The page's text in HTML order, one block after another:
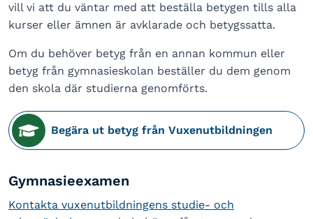
vill vi att du väntar med att beställa betygen tills alla
kurser eller ämnen är avklarade och betygssatta.
Om du behöver betyg från en annan kommun eller
betyg från gymnasieskolan beställer du dem genom
den skola där studierna genomförts.
Begära ut betyg från Vuxenutbildningen
Gymnasieexamen
Kontakta vuxenutbildningens studie- och